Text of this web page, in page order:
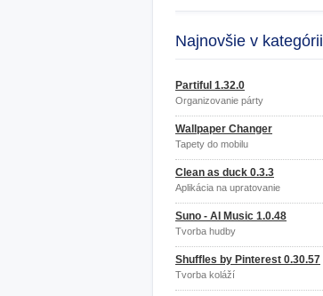
Najnovšie v kategórii
Partiful 1.32.0
Organizovanie párty
Wallpaper Changer
Tapety do mobilu
Clean as duck 0.3.3
Aplikácia na upratovanie
Suno - AI Music 1.0.48
Tvorba hudby
Shuffles by Pinterest 0.30.57
Tvorba koláží